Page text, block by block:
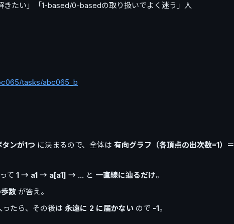
きたい」「1-based/0-basedの取り扱いでよく迷う」人
tasks/abc065_b
ンが1つ に決まるので、全体は 有向グラフ（各頂点の出次数=1）＝
て 1 → a1 → a[a1] → ... と 一直線に辿るだけ。
数 が答え。
ったら、その後は 永遠に 2 に届かない ので -1。